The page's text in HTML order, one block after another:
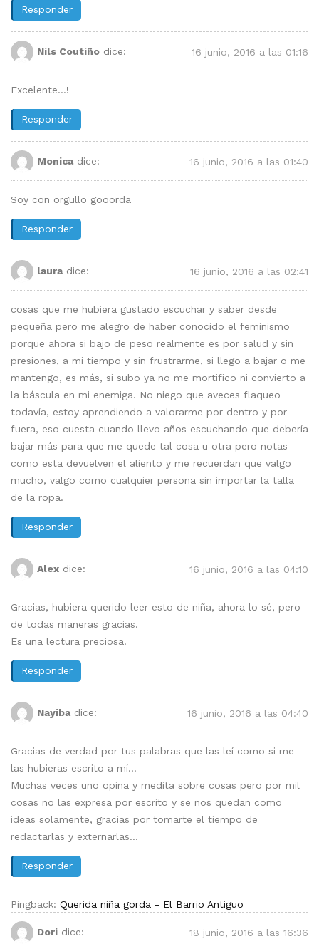
Responder
Nils Coutiño dice: 16 junio, 2016 a las 01:16
Excelente…!
Responder
Monica dice: 16 junio, 2016 a las 01:40
Soy con orgullo gooorda
Responder
laura dice: 16 junio, 2016 a las 02:41
cosas que me hubiera gustado escuchar y saber desde
pequeña pero me alegro de haber conocido el feminismo
porque ahora si bajo de peso realmente es por salud y sin
presiones, a mi tiempo y sin frustrarme, si llego a bajar o me
mantengo, es más, si subo ya no me mortifico ni convierto a
la báscula en mi enemiga. No niego que aveces flaqueo
todavía, estoy aprendiendo a valorarme por dentro y por
fuera, eso cuesta cuando llevo años escuchando que debería
bajar más para que me quede tal cosa u otra pero notas
como esta devuelven el aliento y me recuerdan que valgo
mucho, valgo como cualquier persona sin importar la talla
de la ropa.
Responder
Alex dice: 16 junio, 2016 a las 04:10
Gracias, hubiera querido leer esto de niña, ahora lo sé, pero
de todas maneras gracias.
Es una lectura preciosa.
Responder
Nayiba dice: 16 junio, 2016 a las 04:40
Gracias de verdad por tus palabras que las leí como si me
las hubieras escrito a mí…
Muchas veces uno opina y medita sobre cosas pero por mil
cosas no las expresa por escrito y se nos quedan como
ideas solamente, gracias por tomarte el tiempo de
redactarlas y externarlas…
Responder
Pingback: Querida niña gorda - El Barrio Antiguo
Dori dice: 18 junio, 2016 a las 16:36